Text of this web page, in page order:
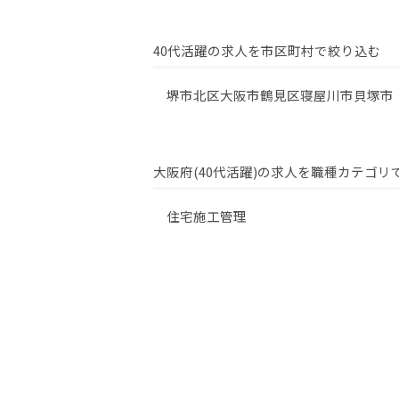
40代活躍の求人を市区町村で絞り込む
堺市北区大阪市鶴見区寝屋川市貝塚市
大阪府(40代活躍)の求人を職種カテゴリ
住宅施工管理